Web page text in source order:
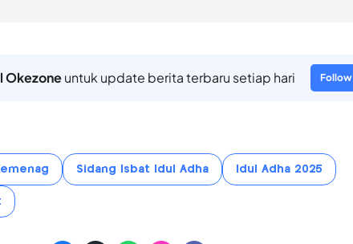
Okezoneuntuk update berita terbaru setiap hari Follow
Sidang Isbat Idul Adha Idul Adha 2025